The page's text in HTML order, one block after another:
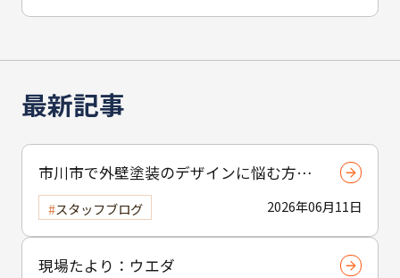
最新記事
市川市で外壁塗装のデザインに悩む方へ
｜ 色選びの失敗を防ぐポイント
2026年06月11日
スタッフブログ
現場たより：ウエダ